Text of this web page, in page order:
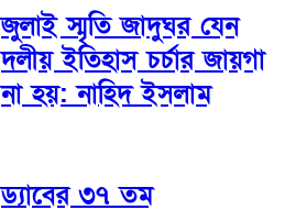
জুলাই স্মৃতি জাদুঘর যেন
দলীয় ইতিহাস চর্চার জায়গা
না হয়: নাহিদ ইসলাম
ড্যাবের ৩৭ তম